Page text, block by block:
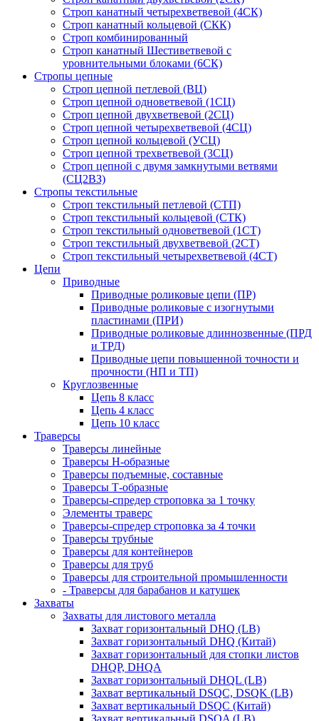
Строп канатный четырехветвевой (4СК)
Строп канатный кольцевой (СКК)
Строп комбинированный
Строп канатный Шестиветвевой с
уровнительными блоками (6СК)
Стропы цепные
Строп цепной петлевой (ВЦ)
Строп цепной одноветвевой (1СЦ)
Строп цепной двухветвевой (2СЦ)
Строп цепной четырехветвевой (4СЦ)
Строп цепной кольцевой (УСЦ)
Строп цепной трехветвевой (3СЦ)
Строп цепной с двумя замкнутыми ветвями
(СЦ2ВЗ)
Стропы текстильные
Строп текстильный петлевой (СТП)
Строп текстильный кольцевой (СТК)
Строп текстильный одноветвевой (1СТ)
Строп текстильный двухветвевой (2СТ)
Строп текстильный четырехветвевой (4СТ)
Цепи
Приводные
Приводные роликовые цепи (ПР)
Приводные роликовые с изогнутыми
пластинами (ПРИ)
Приводные роликовые длиннозвенные (ПРД
и ТРД)
Приводные цепи повышенной точности и
прочности (НП и ТП)
Круглозвенные
Цепь 8 класс
Цепь 4 класс
Цепь 10 класс
Траверсы
Траверсы линейные
Траверсы Н-образные
Траверсы подъемные, составные
Траверсы Т-образные
Траверсы-спредер строповка за 1 точку
Элементы траверс
Траверсы-спредер строповка за 4 точки
Траверсы трубные
Траверсы для контейнеров
Траверсы для труб
Траверсы для строительной промышленности
- Траверсы для барабанов и катушек
Захваты
Захваты для листового металла
Захват горизонтальный DHQ (LB)
Захват горизонтальный DHQ (Китай)
Захват горизонтальный для стопки листов
DHQP, DHQA
Захват горизонтальный DHQL (LB)
Захват вертикальный DSQC, DSQK (LB)
Захват вертикальный DSQC (Китай)
Захват вертикальный DSQA (LB)